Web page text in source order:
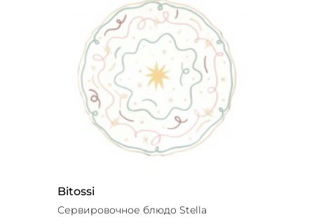
Bitossi
Сервировочное блюдо Stella